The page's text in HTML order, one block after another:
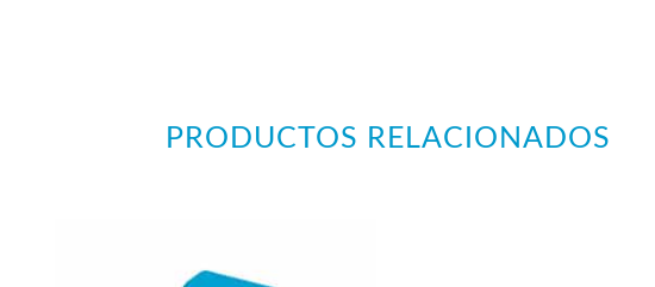
PRODUCTOS RELACIONADOS